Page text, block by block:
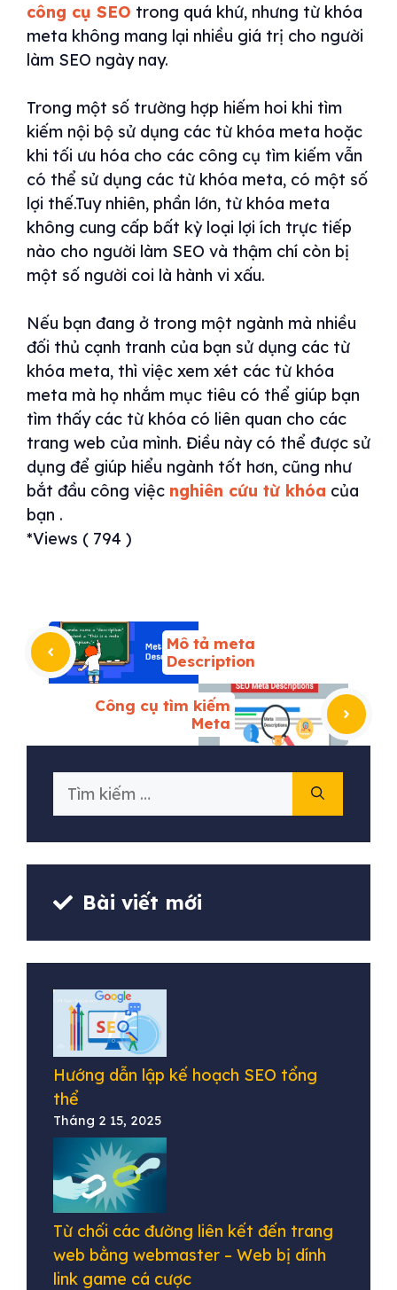
công cụ SEO trong quá khứ, nhưng từ khóa
meta không mang lại nhiều giá trị cho người
làm SEO ngày nay.
Trong một số trường hợp hiếm hoi khi tìm
kiếm nội bộ sử dụng các từ khóa meta hoặc
khi tối ưu hóa cho các công cụ tìm kiếm vẫn
có thể sử dụng các từ khóa meta, có một số
lợi thế.Tuy nhiên, phần lớn, từ khóa meta
không cung cấp bất kỳ loại lợi ích trực tiếp
nào cho người làm SEO và thậm chí còn bị
một số người coi là hành vi xấu.
Nếu bạn đang ở trong một ngành mà nhiều
đối thủ cạnh tranh của bạn sử dụng các từ
khóa meta, thì việc xem xét các từ khóa
meta mà họ nhắm mục tiêu có thể giúp bạn
tìm thấy các từ khóa có liên quan cho các
trang web của mình. Điều này có thể được sử
dụng để giúp hiểu ngành tốt hơn, cũng như
bắt đầu công việc nghiên cứu từ khóa của
bạn .
*Views ( 794 )
Mô tả meta
Description
Công cụ tìm kiếm
Meta
Tìm
kiếm
Bài viết mới
Hướng dẫn lập kế hoạch SEO tổng
thể
Tháng 2 15, 2025
Từ chối các đường liên kết đến trang
web bằng webmaster – Web bị dính
link game cá cược